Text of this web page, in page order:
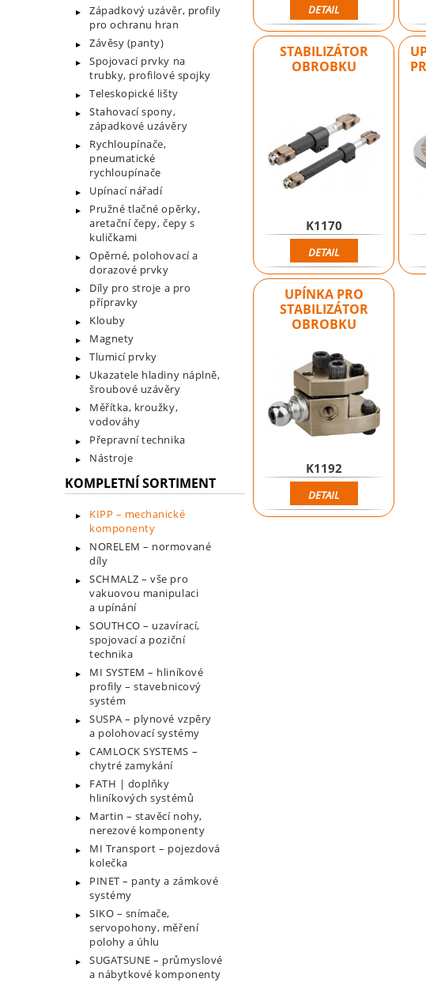
Západkový uzávěr, profily
pro ochranu hran
Závěsy (panty)
Spojovací prvky na
trubky, profilové spojky
Teleskopické lišty
Stahovací spony,
západkové uzávěry
Rychloupínače,
pneumatické
rychloupínače
Upínací nářadí
Pružné tlačné opěrky,
aretační čepy, čepy s
kuličkami
Opěrné, polohovací a
dorazové prvky
Díly pro stroje a pro
přípravky
Klouby
Magnety
Tlumicí prvky
Ukazatele hladiny náplně,
šroubové uzávěry
Měřítka, kroužky,
vodováhy
Přepravní technika
Nástroje
KOMPLETNÍ SORTIMENT
KIPP – mechanické
komponenty
NORELEM – normované
díly
SCHMALZ – vše pro
vakuovou manipulaci
a upínání
SOUTHCO – uzavírací,
spojovací a poziční
technika
MI SYSTEM – hliníkové
profily – stavebnicový
systém
SUSPA – plynové vzpěry
a polohovací systémy
CAMLOCK SYSTEMS –
chytré zamykání
FATH | doplňky
hliníkových systémů
Martin – stavěcí nohy,
nerezové komponenty
MI Transport – pojezdová
kolečka
PINET – panty a zámkové
systémy
SIKO – snímače,
servopohony, měření
polohy a úhlu
SUGATSUNE – průmyslové
a nábytkové komponenty
DETAIL
STABILIZÁTOR
OBROBKU
K1170
DETAIL
UPÍNKA PRO
STABILIZÁTOR
OBROBKU
K1192
DETAIL